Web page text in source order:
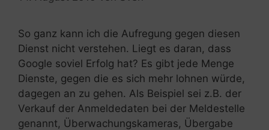
So ganz kann ich die Aufregung gegen diesen
Dienst nicht verstehen. Liegt es daran, dass
Google soviel Erfolg hat? Es gibt jede Menge
Dienste, gegen die es sich mehr lohnen würde,
dagegen an zu gehen. Als Beispiel sei z.B. der
Verkauf der Anmeldedaten bei der Meldestelle
genannt, Überwachungskameras, Übergabe